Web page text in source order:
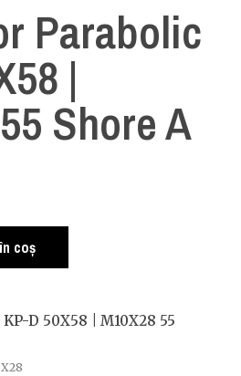
Parabolic
|
Shore A
coș
D 50X58 | M10X28 55